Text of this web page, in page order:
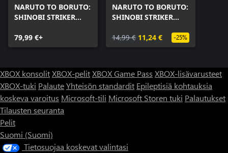
NARUTO TO BORUTO:
SHINOBI STRIKER
79,99 €+
NARUTO TO BORUTO:
SHINOBI STRIKER
14,99 € 11,24 € -25%
XBOX konsolitXBOX-pelitXBOX Game Pass XBOX-lisävarusteet
XBOX-tuki PalauteYhteisön standardit Epileptisiä kohtauksia
koskeva varoitus Microsoft-tili Microsoft Storen tuki Palautukset
Tilausten seuranta
Pelit
Suomi (Suomi)
Tietosuojaa koskevat valintasi